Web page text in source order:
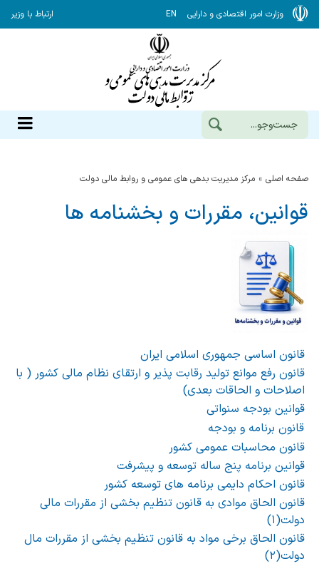
وزارت امور اقتصادی و دارایی EN ارتباط با وزیر
صفحه اصلی مرکز مدیریت بدهی های عمومی و روابط مالی دولت
قوانین، مقررات و بخشنامه ها
قانون اساسی جمهوری اسلامی ایران
قانون رفع موانع تولید رقابت پذیر و ارتقای نظام مالی کشور ( با
اصلاحات و الحاقات بعدی)
قوانین بودجه سنواتی
قانون برنامه و بودجه
قانون محاسبات عمومی کشور
قوانین برنامه پنج ساله توسعه و پیشرفت
قانون احکام دایمی برنامه های توسعه کشور
قانون الحاق موادی به قانون تنظیم بخشی از مقررات مالی
دولت(۱)
قانون الحاق برخی مواد به قانون تنظیم بخشی از مقررات مال
دولت(۲)